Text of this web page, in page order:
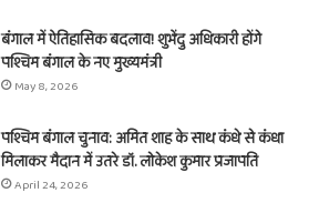
बंगाल में ऐतिहासिक बदलाव! शुभेंदु अधिकारी होंगे
पश्चिम बंगाल के नए मुख्यमंत्री
May 8, 2026
पश्चिम बंगाल चुनाव: अमित शाह के साथ कंधे से कंधा
मिलाकर मैदान में उतरे डॉ. लोकेश कुमार प्रजापति
April 24, 2026